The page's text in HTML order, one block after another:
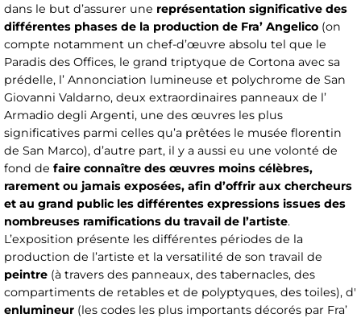
dans le but d’assurer une représentation significative des
différentes phases de la production de Fra’ Angelico (on
compte notamment un chef-d’œuvre absolu tel que le
Paradis des Offices, le grand triptyque de Cortona avec sa
prédelle, l’ Annonciation lumineuse et polychrome de San
Giovanni Valdarno, deux extraordinaires panneaux de l’
Armadio degli Argenti, une des œuvres les plus
significatives parmi celles qu’a prêtées le musée florentin
de San Marco), d’autre part, il y a aussi eu une volonté de
fond de faire connaître des œuvres moins célèbres,
rarement ou jamais exposées, afin d’offrir aux chercheurs
et au grand public les différentes expressions issues des
nombreuses ramifications du travail de l’artiste.
L’exposition présente les différentes périodes de la
production de l’artiste et la versatilité de son travail de
peintre (à travers des panneaux, des tabernacles, des
compartiments de retables et de polyptyques, des toiles), d'
enlumineur (les codes les plus importants décorés par Fra’